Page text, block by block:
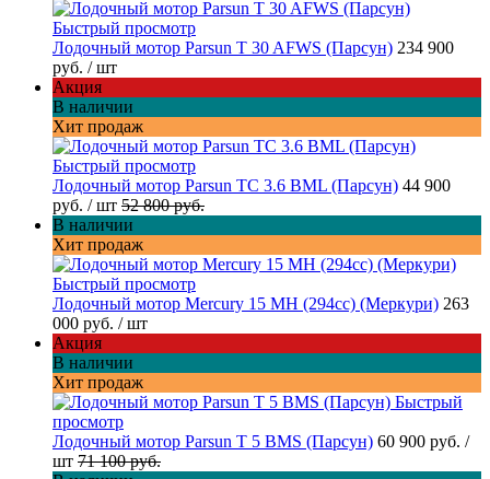
Быстрый просмотр
Лодочный мотор Parsun T 30 AFWS (Парсун) 234 900
руб. / шт
Акция
В наличии
Хит продаж
Быстрый просмотр
Лодочный мотор Parsun TC 3.6 BML (Парсун) 44 900
руб. / шт 52 800 руб.
В наличии
Хит продаж
Быстрый просмотр
Лодочный мотор Mercury 15 MH (294cc) (Меркури) 263
000 руб. / шт
Акция
В наличии
Хит продаж
Быстрый
просмотр
Лодочный мотор Parsun T 5 BMS (Парсун) 60 900 руб. /
шт 71 100 руб.